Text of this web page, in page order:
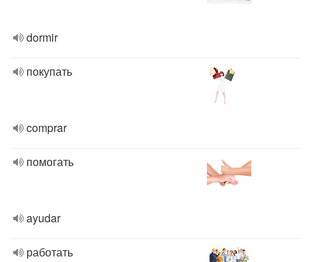
dormir
покупать
comprar
помогать
ayudar
работать